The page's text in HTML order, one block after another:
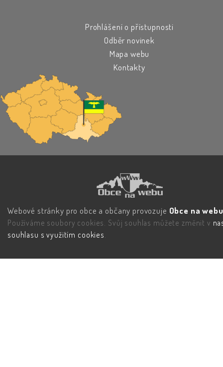
Prohlášení o přístupnosti
Odběr novinek
Mapa webu
Kontakty
Webové stránky pro obce a občany provozuje Obce na
Používáme soubory cookies. Svůj souhlas můžete změnit v
souhlasu s využitím cookies